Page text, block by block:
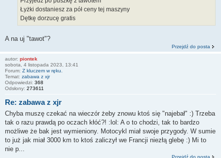
Łyżki dostaniesz za pół ceny tej maszyny
Dętkę dorzucę gratis
A na uj "tawot"?
Przejdź do posta
autor: piontek
sobota, 4 listopada 2023, 13:41
Forum: Z kluczem w ręku.
Temat: zabawa z xjr
Odpowiedzi: 368
Odsłony: 273611
Re: zabawa z xjr
Chyba muszę czekać na wieczór żeby znowu ktoś się "najebał" :) Trzeba
tak o razu prawdą po oczach kłóć?! :lol: A o to chodzi, tak to bardzo
możliwe że bak jest wymieniony. Motocykl miał swoje przygody. W sumie
to już jak miał 3000 km to ktoś zaliczył we Francji niezłą glebę :) Mi to
nie p...
Przejdź do posta